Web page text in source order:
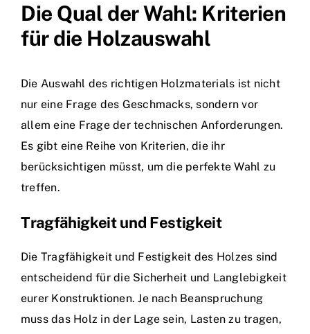
Die Qual der Wahl: Kriterien
für die Holzauswahl
Die Auswahl des richtigen Holzmaterials ist nicht
nur eine Frage des Geschmacks, sondern vor
allem eine Frage der technischen Anforderungen.
Es gibt eine Reihe von Kriterien, die ihr
berücksichtigen müsst, um die perfekte Wahl zu
treffen.
Tragfähigkeit und Festigkeit
Die Tragfähigkeit und Festigkeit des Holzes sind
entscheidend für die Sicherheit und Langlebigkeit
eurer Konstruktionen. Je nach Beanspruchung
muss das Holz in der Lage sein, Lasten zu tragen,